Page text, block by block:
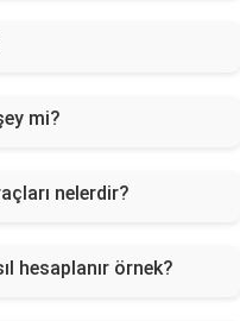
mi?
nelerdir?
hesaplanır örnek?